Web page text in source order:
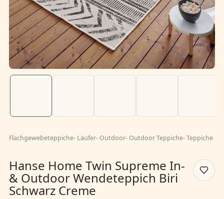
Flachgewebeteppiche- Läufer-Outdoor-Outdoor Teppiche-Teppiche
Hanse Home Twin Supreme In-
& Outdoor Wendeteppich Biri
Schwarz Creme